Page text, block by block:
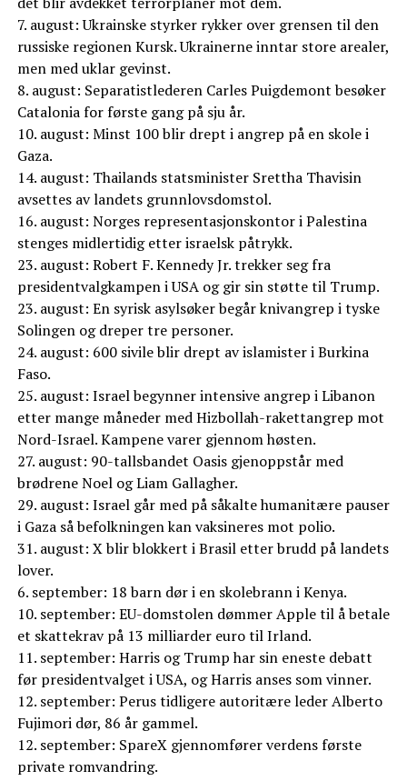
7. august: Ukrainske styrker rykker over grensen til den
russiske regionen Kursk. Ukrainerne inntar store arealer,
men med uklar gevinst.
8. august: Separatistlederen Carles Puigdemont besøker
Catalonia for første gang på sju år.
10. august: Minst 100 blir drept i angrep på en skole i
Gaza.
14. august: Thailands statsminister Srettha Thavisin
avsettes av landets grunnlovsdomstol.
16. august: Norges representasjonskontor i Palestina
stenges midlertidig etter israelsk påtrykk.
23. august: Robert F. Kennedy Jr. trekker seg fra
presidentvalgkampen i USA og gir sin støtte til Trump.
23. august: En syrisk asylsøker begår knivangrep i tyske
Solingen og dreper tre personer.
24. august: 600 sivile blir drept av islamister i Burkina
Faso.
25. august: Israel begynner intensive angrep i Libanon
etter mange måneder med Hizbollah-rakettangrep mot
Nord-Israel. Kampene varer gjennom høsten.
27. august: 90-tallsbandet Oasis gjenoppstår med
brødrene Noel og Liam Gallagher.
29. august: Israel går med på såkalte humanitære pauser
i Gaza så befolkningen kan vaksineres mot polio.
31. august: X blir blokkert i Brasil etter brudd på landets
lover.
6. september: 18 barn dør i en skolebrann i Kenya.
10. september: EU-domstolen dømmer Apple til å betale
et skattekrav på 13 milliarder euro til Irland.
11. september: Harris og Trump har sin eneste debatt
før presidentvalget i USA, og Harris anses som vinner.
12. september: Perus tidligere autoritære leder Alberto
Fujimori dør, 86 år gammel.
12. september: SpareX gjennomfører verdens første
private romvandring.